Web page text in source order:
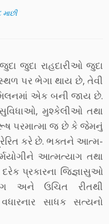
માછી
જુદા રાહદારીઓ જુદા
૫ર ભેગા થાય છે, તેવી
એક બની જાય છે.
સુવિધાઓ, મુશ્‍કેલીઓ તથા
૫રમાત્‍મા જ છે કે જેમનું
કરે છે. ભક્તને આત્‍મ-
આત્‍મત્‍યાગ તથા
પ્રકારના જિજ્ઞાસુઓ
અને ઉચિત રીતથી
સાધક સત્‍યનો